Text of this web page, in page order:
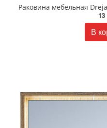
Раковина мебельная
13
В